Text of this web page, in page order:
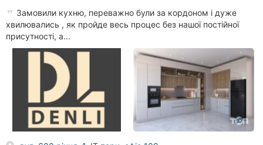
Замовили кухню, переважно були за кордоном і дуже
хвилювались , як пройде весь процес без нашої постійної
присутності, а...